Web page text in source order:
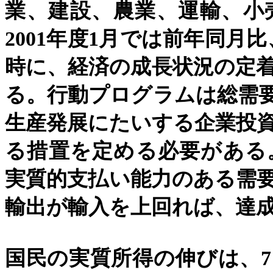
業、建設、農業、運輸、
2001年度1月では前年同月比
時に、経済の成長状況の定
る。行動プログラムは総需
生産発展にたいする企業投
る措置を定める必要があ
実質的支払い能力のある需
輸出が輸入を上回れば、達
国民の実質所得の伸びは、 7